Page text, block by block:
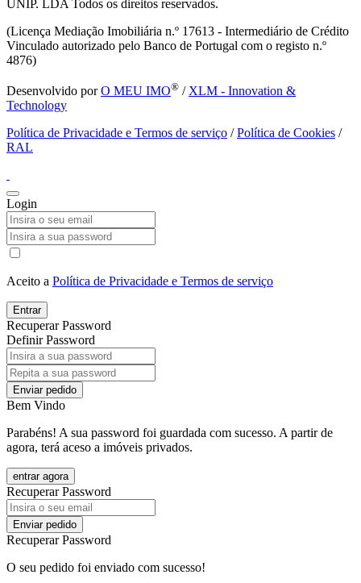
UNIP. LDA Todos os direitos reservados.
(Licença Mediação Imobiliária n.º 17613 - Intermediário de Crédito
Vinculado autorizado pelo Banco de Portugal com o registo n.º
4876)
Desenvolvido porO MEU IMO® / XLM - Innovation &
Technology
Política de Privacidade e Termos de serviço /Política de Cookies /
RAL
Login
Aceito a Política de Privacidade e Termos de serviço
Entrar
Recuperar Password
Definir Password
Enviar pedido
Bem Vindo
Parabéns! A sua password foi guardada com sucesso. A partir de
agora, terá aceso a imóveis privados.
entrar agora
Recuperar Password
Enviar pedido
Recuperar Password
O seu pedido foi enviado com sucesso!